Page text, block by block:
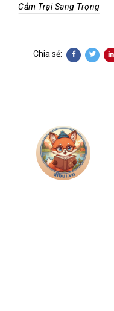
Cắm Trại Sang Trọng
Chia sẻ: